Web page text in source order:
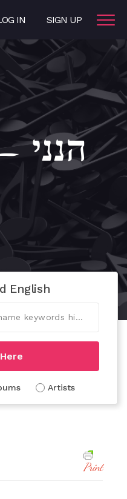
IN SIGN UP
Hineni – הנני
English
Artists
Print